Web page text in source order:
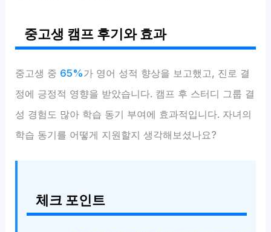
중고생 캠프 후기와 효과
중고생 중 65%가 영어 성적 향상을 보고했고, 진로 결
정에 긍정적 영향을 받았습니다. 캠프 후 스터디 그룹 결
성 경험도 많아 학습 동기 부여에 효과적입니다. 자녀의
학습 동기를 어떻게 지원할지 생각해보셨나요?
체크 포인트